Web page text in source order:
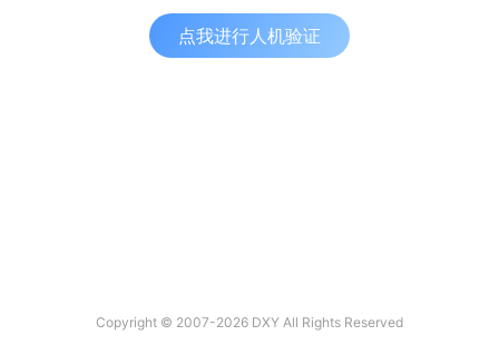
点我进行人机验证
Copyright © 2007-2026 DXY All Rights Reserved